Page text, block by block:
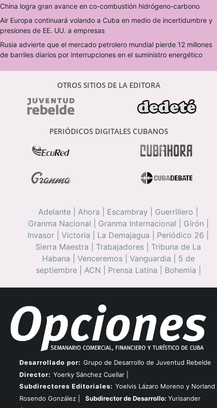
China logra gran avance en co-combustión hidrógeno-carbono
Air Europa continuará volando a Cuba en medio de incertidumbre y
presiones de EE. UU. a empresas
Rusia advierte que el mercado petrolero mundial pierde 12 millones
de barriles diarios por interrupciones en el suministro energético
OTROS SITIOS DE LA EDITORA
PERIÓDICOS DIGITALES CUBANOS
Adelante Ahora Escambray Guerrillero
Granma Nacional
Granma Internacional Girón
Invasor
Victoria La Demajagua Periódico 26
Sierra Maestra
Trabajadores
Tribuna de La
Habana
Venceremos| Vanguardia
5 de
septiembre| ACN Prensa Latina Bohemia
Desarrollado por: Grupo de Desarrollo de Juventud Rebelde
Director: Yoerky Sánchez Cuellar |
Subdirectores Editoriales: Yoelvis Lázaro Moreno y Norland
Rosendo González |
Subdirector de Desarrollo: Yurisander